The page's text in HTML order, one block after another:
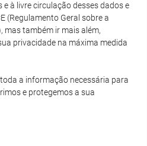
à livre circulação desses dados e
(Regulamento Geral sobre a
mas também ir mais além,
privacidade na máxima medida
a informação necessária para
e protegemos a sua